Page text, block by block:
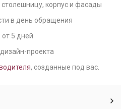
корпус и фасады
в день обращения
от 5 дней
проекта
, созданные под вас.